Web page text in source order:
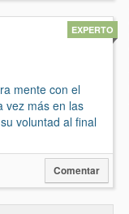
mente con el
vez más en las
voluntad al final
EXPERTO
Comentar